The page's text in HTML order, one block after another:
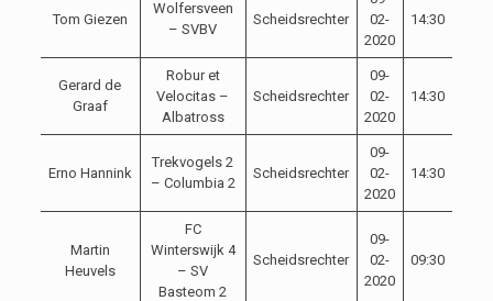
Tom Giezen
Wolfersveen
– SVBV
Scheidsrechter
02-
2020
14:30
Gerard de
Graaf
Robur et
Velocitas –
Albatross
Scheidsrechter
09-
02-
2020
14:30
Erno Hannink
Trekvogels 2
– Columbia 2
Scheidsrechter
09-
02-
2020
14:30
Martin
Heuvels
FC
Winterswijk 4
– SV
Basteom 2
Scheidsrechter
09-
02-
2020
09:30